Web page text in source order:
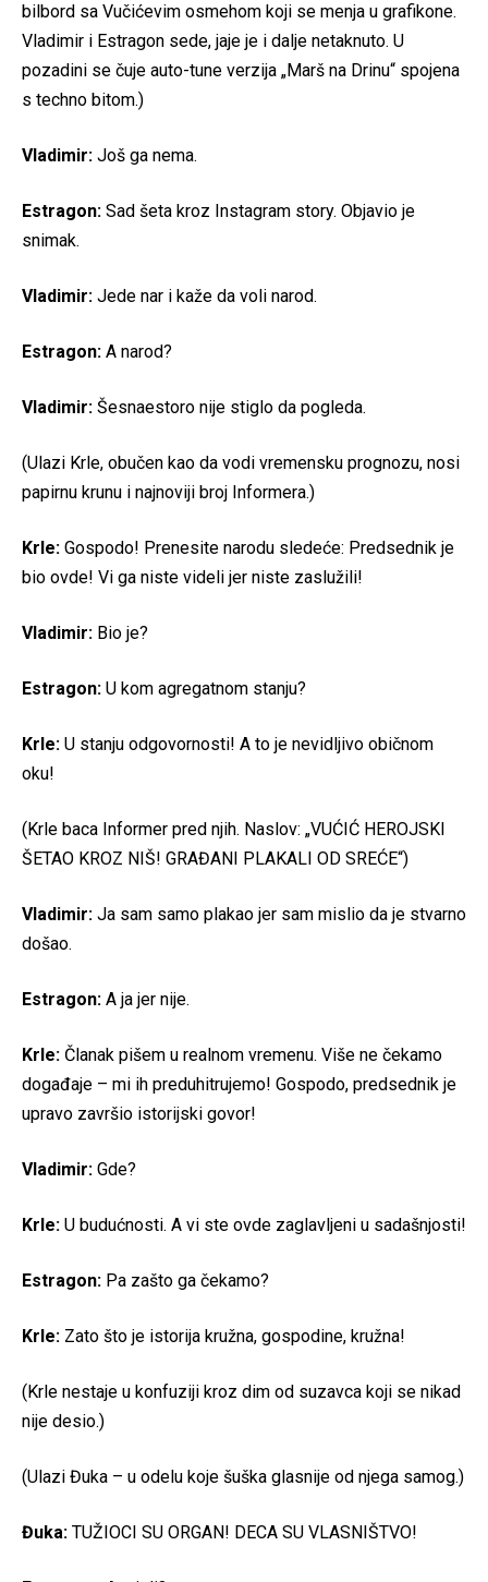
bilbord sa Vučićevim osmehom koji se menja u grafikone.
Vladimir i Estragon sede, jaje je i dalje netaknuto. U
pozadini se čuje auto-tune verzija „Marš na Drinu“ spojena
s techno bitom.)
Vladimir: Još ga nema.
Estragon: Sad šeta kroz Instagram story. Objavio je
snimak.
Vladimir: Jede nar i kaže da voli narod.
Estragon: A narod?
Vladimir: Šesnaestoro nije stiglo da pogleda.
(Ulazi Krle, obučen kao da vodi vremensku prognozu, nosi
papirnu krunu i najnoviji broj Informera.)
Krle: Gospodo! Prenesite narodu sledeće: Predsednik je
bio ovde! Vi ga niste videli jer niste zaslužili!
Vladimir: Bio je?
Estragon: U kom agregatnom stanju?
Krle: U stanju odgovornosti! A to je nevidljivo običnom
oku!
(Krle baca Informer pred njih. Naslov: „VUĆIĆ HEROJSKI
ŠETAO KROZ NIŠ! GRAĐANI PLAKALI OD SREĆE“)
Vladimir: Ja sam samo plakao jer sam mislio da je stvarno
došao.
Estragon: A ja jer nije.
Krle: Članak pišem u realnom vremenu. Više ne čekamo
događaje – mi ih preduhitrujemo! Gospodo, predsednik je
upravo završio istorijski govor!
Vladimir: Gde?
Krle: U budućnosti. A vi ste ovde zaglavljeni u sadašnjosti!
Estragon: Pa zašto ga čekamo?
Krle: Zato što je istorija kružna, gospodine, kružna!
(Krle nestaje u konfuziji kroz dim od suzavca koji se nikad
nije desio.)
(Ulazi Đuka – u odelu koje šuška glasnije od njega samog.)
Đuka: TUŽIOCI SU ORGAN! DECA SU VLASNIŠTVO!